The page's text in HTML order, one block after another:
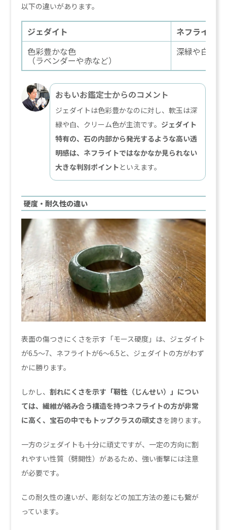
以下の違いがあります。
ジェダイト
ネフライト
色彩豊かな色
（ラベンダーや赤など）
深緑や白、
おもいお鑑定士からのコメント
ジェダイトは色彩豊かなのに対し、軟玉は深
緑や白、クリーム色が主流です。 ジェダイト
特有の、石の内部から発光するような高い透
明感は、ネフライトではなかなか見られない
大きな判別ポイント といえます。
硬度・耐久性の違い
表面の傷つきにくさを示す「モース硬度」は、ジェダイト
が6.5〜7、ネフライトが6〜6.5と、ジェダイトの方がわず
かに勝ります。
しかし、割れにくさを示す「靭性（じんせい）」につい
ては、繊維が絡み合う構造を持つネフライトの方が非常
に高く、宝石の中でもトップクラスの頑丈さを誇ります。
一方のジェダイトも十分に頑丈ですが、一定の方向に割
れやすい性質（劈開性）があるため、強い衝撃には注意
が必要です。
この耐久性の違いが、彫刻などの加工方法の差にも繋が
っています。